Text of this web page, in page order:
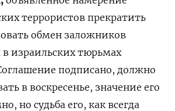
террористов прекратить
обмен заложников
израильских тюрьмах
подписано, должно
в воскресенье, значение его
но судьба его, как всегда